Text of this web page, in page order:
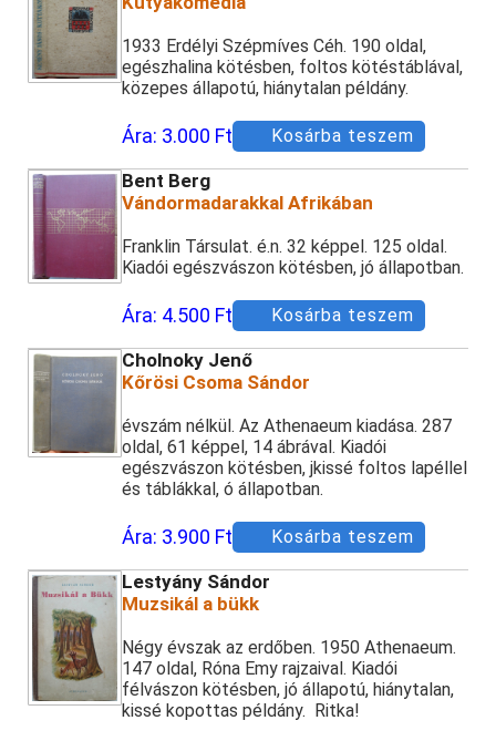
1933 Erdélyi Szépmíves Céh. 190 oldal,
egészhalina kötésben, foltos kötéstáblával,
közepes állapotú, hiánytalan példány.
Ára: 3.000 Ft Kosárba teszem
Bent Berg
Vándormadarakkal Afrikában
Franklin Társulat. é.n. 32 képpel. 125 oldal.
Kiadói egészvászon kötésben, jó állapotban.
Ára: 4.500 Ft Kosárba teszem
Cholnoky Jenő
Kőrösi Csoma Sándor
évszám nélkül. Az Athenaeum kiadása. 287
oldal, 61 képpel, 14 ábrával. Kiadói
egészvászon kötésben, jkissé foltos lapéllel
és táblákkal, ó állapotban.
Ára: 3.900 Ft Kosárba teszem
Lestyány Sándor
Muzsikál a bükk
Négy évszak az erdőben. 1950 Athenaeum.
147 oldal, Róna Emy rajzaival. Kiadói
félvászon kötésben, jó állapotú, hiánytalan,
kissé kopottas példány. Ritka!